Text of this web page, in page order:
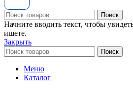
Поиск
Начните вводить текст, чтобы
ищете.
Закрыть
Поиск
Меню
Каталог